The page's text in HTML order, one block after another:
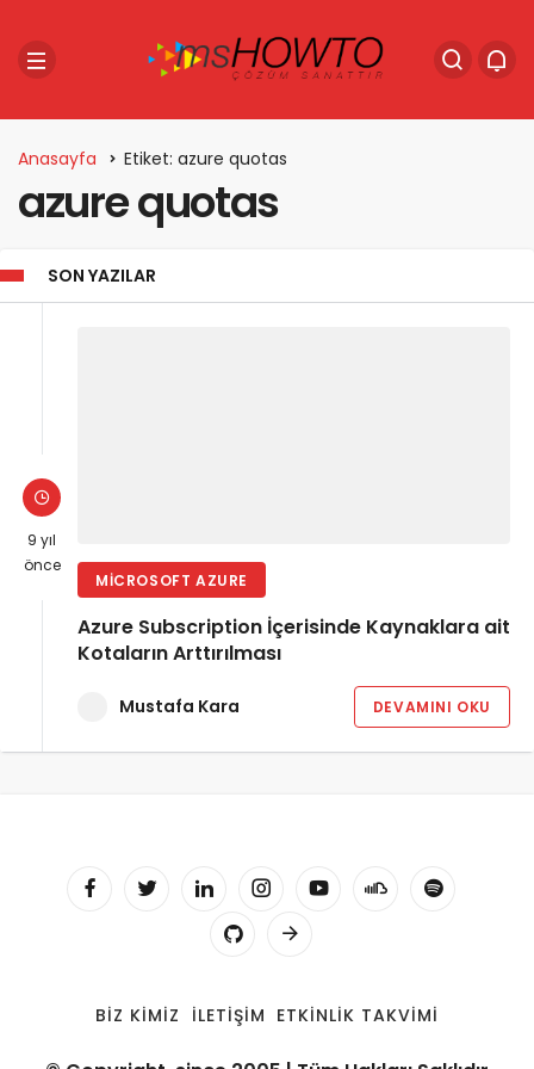
Anasayfa Etiket: azure quotas
azure quotas
SON YAZILAR
9 yıl
önce
MICROSOFT AZURE
Azure Subscription İçerisinde Kaynaklara ait
Kotaların Arttırılması
Mustafa Kara DEVAMINI OKU
BIZ KIMIZ İLETIŞIM ETKINLIK TAKVIMI